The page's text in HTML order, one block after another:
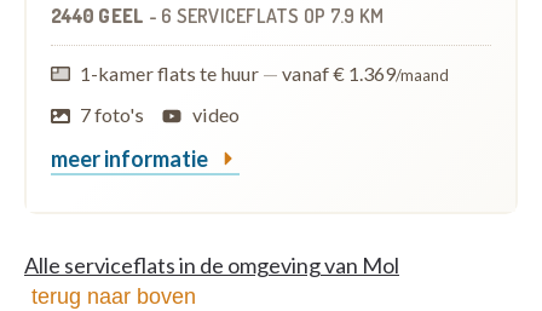
2440 GEEL - 6 SERVICEFLATS OP 7.9 KM
1-kamer flats te huur — vanaf € 1.369/maand
7 foto's video
meer informatie
Alle serviceflats in de omgeving van Mol
terug naar boven